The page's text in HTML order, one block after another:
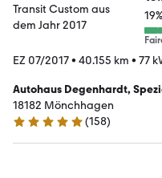
EZ 07/2017• 40.155 km • 77
Autohaus Degenhardt,
und Nissan
18182 Mönchhagen
4.8 Sterne
(158)